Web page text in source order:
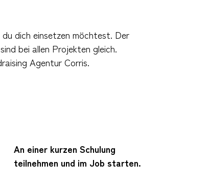
dich einsetzen möchtest. Der
bei allen Projekten gleich.
Agentur Corris.
An einer kurzen Schulung
teilnehmen und im Job starten.